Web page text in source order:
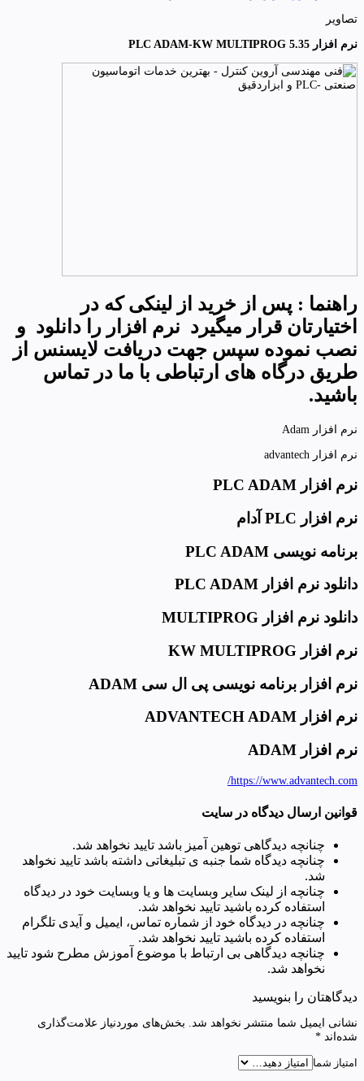
تصاویر
نرم افزار PLC ADAM-KW MULTIPROG 5.35
راهنما : پس از خرید از لینکی که در
اختیارتان قرار میگیرد نرم افزار را دانلود و
نصب نموده سپس جهت دریافت لایسنس از
طریق درگاه های ارتباطی با ما در تماس
باشید.
نرم افزار Adam
نرم افزار advantech
نرم افزار PLC ADAM
نرم افزار PLC آدام
برنامه نویسی PLC ADAM
دانلود نرم افزار PLC ADAM
دانلود نرم افزار MULTIPROG
نرم افزار KW MULTIPROG
نرم افزار برنامه نویسی پی ال سی ADAM
نرم افزار ADVANTECH ADAM
نرم افزار ADAM
https://www.advantech.com/
قوانین ارسال دیدگاه در سایت
چنانچه دیدگاهی توهین آمیز باشد تایید نخواهد شد.
چنانچه دیدگاه شما جنبه ی تبلیغاتی داشته باشد تایید نخواهد
شد.
چنانچه از لینک سایر وبسایت ها و یا وبسایت خود در دیدگاه
استفاده کرده باشید تایید نخواهد شد.
چنانچه در دیدگاه خود از شماره تماس، ایمیل و آیدی تلگرام
استفاده کرده باشید تایید نخواهد شد.
چنانچه دیدگاهی بی ارتباط با موضوع آموزش مطرح شود تایید
نخواهد شد.
دیدگاهتان را بنویسید
نشانی ایمیل شما منتشر نخواهد شد. بخش‌های موردنیاز علامت‌گذاری
شده‌اند *
امتیاز شما